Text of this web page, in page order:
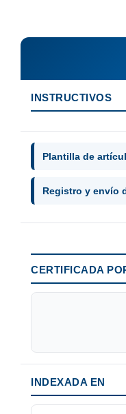
INSTRUCTIVOS
Plantilla de
Registro y envío
CERTIFICADA
INDEXADA EN